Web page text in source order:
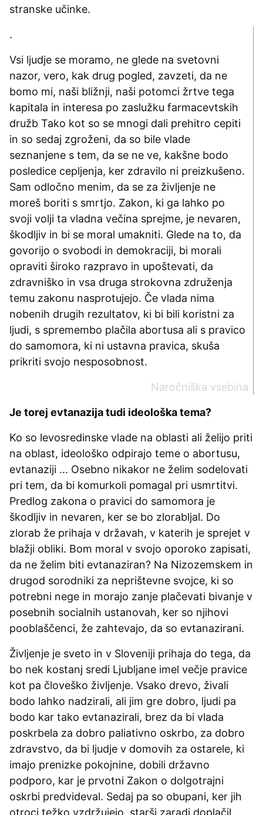
stranske učinke.
.
Vsi ljudje se moramo, ne glede na svetovni
nazor, vero, kak drug pogled, zavzeti, da ne
bomo mi, naši bližnji, naši potomci žrtve tega
kapitala in interesa po zaslužku farmacevtskih
družb Tako kot so se mnogi dali prehitro cepiti
in so sedaj zgroženi, da so bile vlade
seznanjene s tem, da se ne ve, kakšne bodo
posledice cepljenja, ker zdravilo ni preizkušeno.
Sam odločno menim, da se za življenje ne
moreš boriti s smrtjo. Zakon, ki ga lahko po
svoji volji ta vladna večina sprejme, je nevaren,
škodljiv in bi se moral umakniti. Glede na to, da
govorijo o svobodi in demokraciji, bi morali
opraviti široko razpravo in upoštevati, da
zdravniško in vsa druga strokovna združenja
temu zakonu nasprotujejo. Če vlada nima
nobenih drugih rezultatov, ki bi bili koristni za
ljudi, s spremembo plačila abortusa ali s pravico
do samomora, ki ni ustavna pravica, skuša
prikriti svojo nesposobnost.
Naročniška vsebina
Je torej evtanazija tudi ideološka tema?
Ko so levosredinske vlade na oblasti ali želijo priti
na oblast, ideološko odpirajo teme o abortusu,
evtanaziji ... Osebno nikakor ne želim sodelovati
pri tem, da bi komurkoli pomagal pri usmrtitvi.
Predlog zakona o pravici do samomora je
škodljiv in nevaren, ker se bo zlorabljal. Do
zlorab že prihaja v državah, v katerih je sprejet v
blažji obliki. Bom moral v svojo oporoko zapisati,
da ne želim biti evtanaziran? Na Nizozemskem in
drugod sorodniki za neprištevne svojce, ki so
potrebni nege in morajo zanje plačevati bivanje v
posebnih socialnih ustanovah, ker so njihovi
pooblaščenci, že zahtevajo, da so evtanazirani.
Življenje je sveto in v Sloveniji prihaja do tega, da
bo nek kostanj sredi Ljubljane imel večje pravice
kot pa človeško življenje. Vsako drevo, živali
bodo lahko nadzirali, ali jim gre dobro, ljudi pa
bodo kar tako evtanazirali, brez da bi vlada
poskrbela za dobro paliativno oskrbo, za dobro
zdravstvo, da bi ljudje v domovih za ostarele, ki
imajo prenizke pokojnine, dobili državno
podporo, kar je prvotni Zakon o dolgotrajni
oskrbi predvideval. Sedaj pa so obupani, ker jih